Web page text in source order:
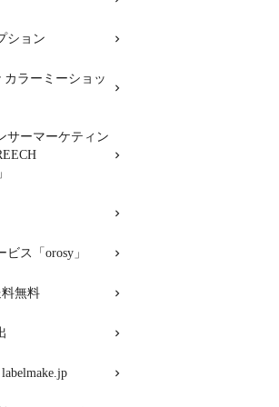
ション
カラーミーショッ
サーマーケティン
ス「orosy」
無料